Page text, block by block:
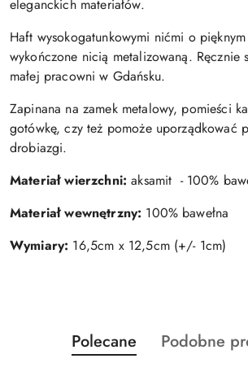
eleganckich materiałów.
Haft wysokogatunkowymi nićmi o
wykończone nicią metalizowaną. Ręcznie
małej pracowni w Gdańsku.
Zapinana na zamek metalowy, pomieści
gotówkę, czy też pomoże uporządkować
drobiazgi.
Materiał wierzchni: aksamit - 100%
Materiał wewnętrzny: 100% bawełna
Wymiary: 16,5cm x 12,5cm (+/- 1cm)
Pomiń karuzelę produktów
Produkty
o
Polecane
Produkty
Podobne